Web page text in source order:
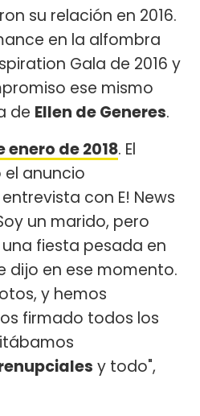
su relación en 2016.
en la alfombra
Gala de 2016 y
ese mismo
de Ellen de Generes.
enero de 2018. El
anuncio
con E! News
un marido, pero
fiesta pesada en
dijo en ese momento.
y hemos
firmado todos los
y todo",